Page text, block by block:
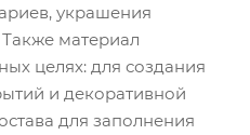
украшения
материал
целях: для создания
и декоративной
для заполнения